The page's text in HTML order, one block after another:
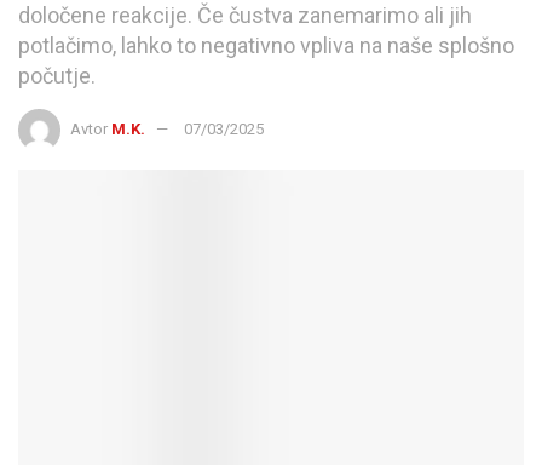
določene reakcije. Če čustva zanemarimo ali jih
potlačimo, lahko to negativno vpliva na naše splošno
počutje.
Avtor M.K. 07/03/2025